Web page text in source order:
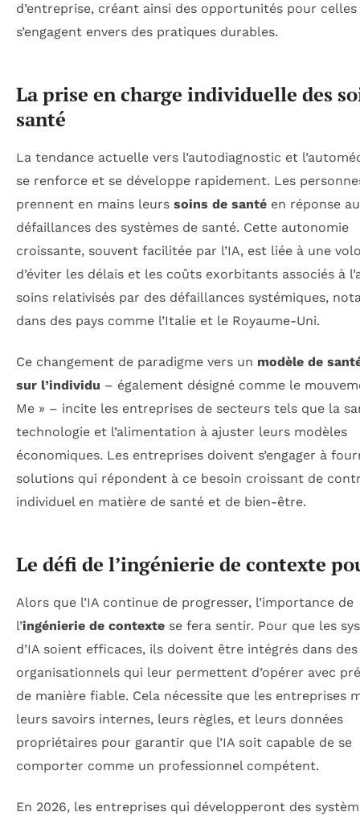
d’entreprise, créant ainsi des opportunités pour
s’engagent envers des pratiques durables.
La prise en charge individuelle des
santé
La tendance actuelle vers l’autodiagnostic et
se renforce et se développe rapidement. Les
prennent en mains leurs soins de santé en réponse
défaillances des systèmes de santé. Cette autonomie
croissante, souvent facilitée par l’IA, est liée à une
d’éviter les délais et les coûts exorbitants associés à
soins relativisés par des défaillances systémiques,
dans des pays comme l’Italie et le Royaume-Uni.
Ce changement de paradigme vers un modèle de
sur l’individu – également désigné comme le
Me » – incite les entreprises de secteurs tels que la
technologie et l’alimentation à ajuster leurs modèles
économiques. Les entreprises doivent s’engager à
solutions qui répondent à ce besoin croissant de
individuel en matière de santé et de bien-être.
Le défi de l’ingénierie de contexte
Alors que l’IA continue de progresser, l’importance de
l’ingénierie de contexte se fera sentir. Pour que les
d’IA soient efficaces, ils doivent être intégrés dans
organisationnels qui leur permettent d’opérer avec
de manière fiable. Cela nécessite que les entreprises
leurs savoirs internes, leurs règles, et leurs données
propriétaires pour garantir que l’IA soit capable de se
comporter comme un professionnel compétent.
En 2026, les entreprises qui développeront des